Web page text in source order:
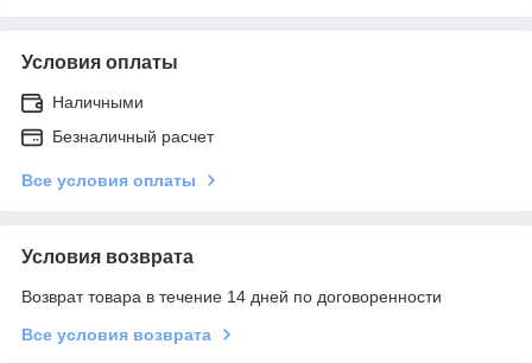
Условия оплаты
Наличными
Безналичный расчет
Все условия оплаты
Условия возврата
Возврат товара в течение 14 дней по договоренности
Все условия возврата